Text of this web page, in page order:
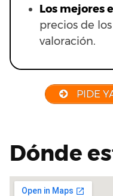
Los mejores
precios de
valoración.
PIDE
Dónde